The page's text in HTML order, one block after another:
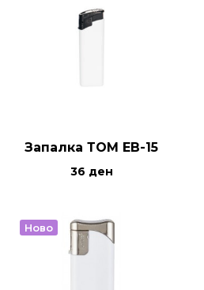
Запалка ТОМ ЕВ-15
36 ден
Ново